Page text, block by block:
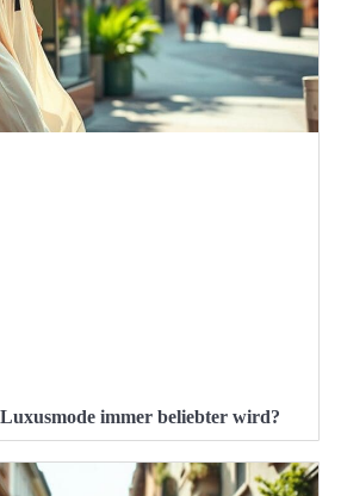
immer beliebter wird?